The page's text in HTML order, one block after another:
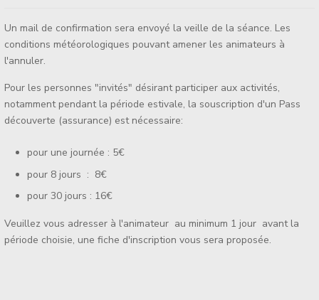
Un mail de confirmation sera envoyé la veille de la séance. Les
conditions météorologiques pouvant amener les animateurs à
l'annuler.
Pour les personnes "invités" désirant participer aux activités,
notamment pendant la période estivale, la souscription d'un Pass
découverte (assurance) est nécessaire:
pour une journée : 5€
pour 8 jours : 8€
pour 30 jours : 16€
Veuillez vous adresser à l'animateur au minimum 1 jour avant la
période choisie, une fiche d'inscription vous sera proposée.